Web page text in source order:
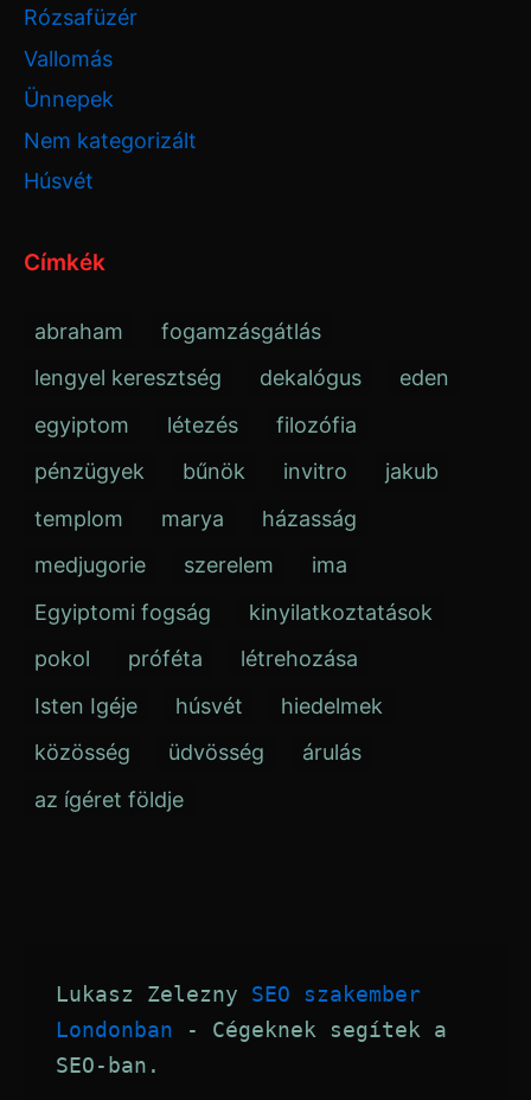
Rózsafüzér
Vallomás
Ünnepek
Nem kategorizált
Húsvét
Címkék
abraham
fogamzásgátlás
lengyel keresztség
dekalógus
eden
egyiptom
létezés
filozófia
pénzügyek
bűnök invitro
jakub
templom
marya
házasság
medjugorie
szerelem
ima
Egyiptomi fogság
kinyilatkoztatások
pokol
próféta
létrehozása
Isten Igéje
húsvét
hiedelmek
közösség
üdvösség
árulás
az ígéret földje
Lukasz Zelezny SEO szakember
Londonban - Cégeknek segítek a
SEO-ban.